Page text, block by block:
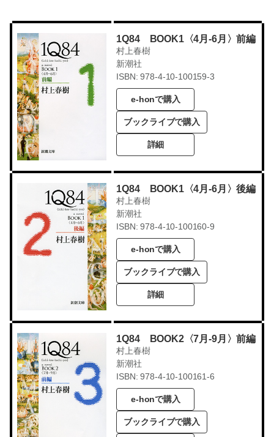
1Q84 BOOK1〈4月-6月〉前編
村上春樹
新潮社
ISBN: 978-4-10-100159-3
e-honで購入
ブックライブで購入
詳細
1Q84 BOOK1〈4月-6月〉後編
村上春樹
新潮社
ISBN: 978-4-10-100160-9
e-honで購入
ブックライブで購入
詳細
1Q84 BOOK2〈7月-9月〉前編
村上春樹
新潮社
ISBN: 978-4-10-100161-6
e-honで購入
ブックライブで購入